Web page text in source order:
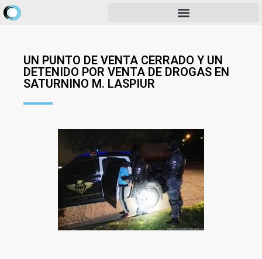
UN PUNTO DE VENTA CERRADO Y UN
DETENIDO POR VENTA DE DROGAS EN
SATURNINO M. LASPIUR